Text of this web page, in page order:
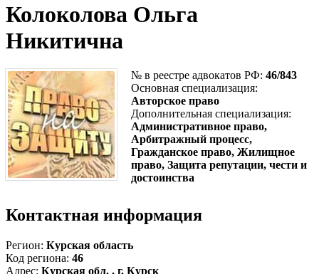
Колоколова Ольга
Никитична
№ в реестре адвокатов РФ: 46/843
Основная специализация:
Авторское право
Дополнительная специализация:
Административное право,
Арбитражный процесс,
Гражданское право, Жилищное
право, Защита репутации, чести и
достоинства
Контактная информация
Регион: Курская область
Код региона: 46
Адрес: Курская обл. , г. Курск